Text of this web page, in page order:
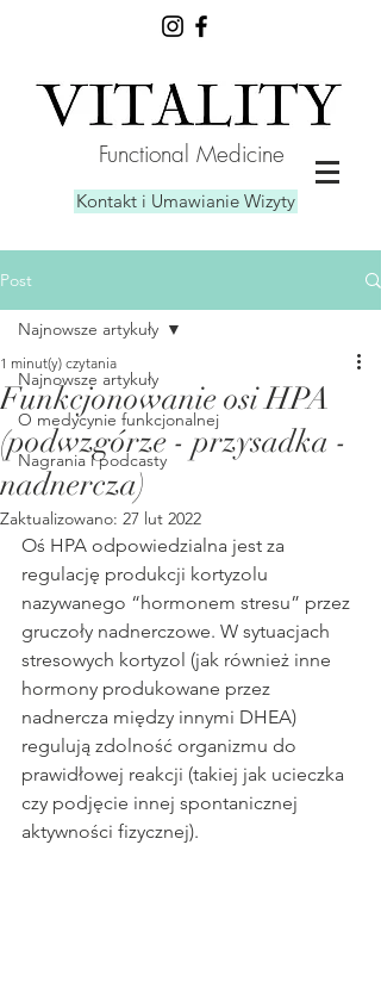
Functional Medicine
Kontakt i Umawianie Wizyty
Post
Najnowsze artykuły
O medycynie funkcjonalnej
Nagrania i podcasty
Najnowsze artykuły
Funkcjonowanie osi HPA
(podwzgórze - przysadka -
nadnercza)
1 minut(y) czytania
Zaktualizowano: 27 lut 2022
Oś HPA odpowiedzialna jest za
regulację produkcji kortyzolu
nazywanego “hormonem stresu” przez
gruczoły nadnerczowe. W sytuacjach
stresowych kortyzol (jak również inne
hormony produkowane przez
nadnercza między innymi DHEA)
regulują zdolność organizmu do
prawidłowej reakcji (takiej jak ucieczka
czy podjęcie innej spontanicznej
aktywności fizycznej).